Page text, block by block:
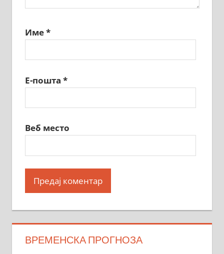
Име*
Е-пошта *
Веб место
ВРЕМЕНСКА ПРОГНОЗА